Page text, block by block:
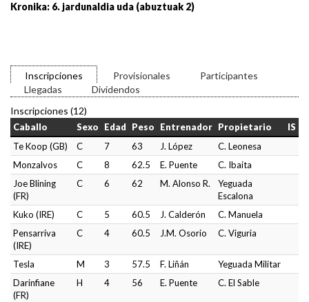
Kronika: 6. jardunaldia uda (abuztuak 2)
Inscripciones Provisionales
Participantes
Llegadas
Dividendos
Inscripciones (12)
Caballo Sexo Edad Peso Entrenador Propietario
IS
Te Koop (GB)
C 7 63 J. López
C. Leonesa
Monzalvos
C 8 62.5 E. Puente
C. Ibaita
Joe Blining
(FR)
C 6 62 M. Alonso R.
Yeguada
Escalona
Kuko (IRE)
C 5 60.5 J. Calderón
C. Manuela
Pensarriva
(IRE)
C 4 60.5 J.M. Osorio C. Viguria
Tesla M 3 57.5 F. Liñán
Yeguada Militar
Darinfiane
(FR)
H 4 56 E. Puente C. El Sable